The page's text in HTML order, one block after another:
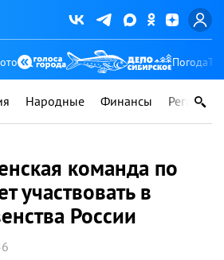
Погода
Народные Финансы Регионы
команда по
участвовать в
России